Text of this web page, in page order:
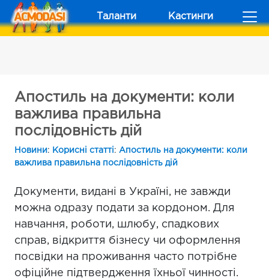
Таланти Кастинги
Апостиль на документи: коли
важлива правильна
послідовність дій
Новини: Корисні статті: Апостиль на документи: коли
важлива правильна послідовність дій
Документи, видані в Україні, не завжди
можна одразу подати за кордоном. Для
навчання, роботи, шлюбу, спадкових
справ, відкриття бізнесу чи оформлення
посвідки на проживання часто потрібне
офіційне підтвердження їхньої чинності.